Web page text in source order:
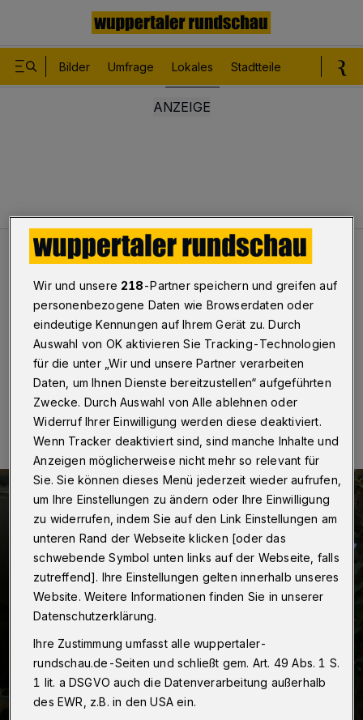
Bilder Umfrage Lokales Stadtteile
Lokales Ein alter "JR"-Fan...
Ein alter "JR"-Fan...
02.10.2014 , 16:37 Uhr Eine Minute Lesezeit
Wir und unsere 218-Partner speichern und greifen auf
personenbezogene Daten wie Browserdaten oder
eindeutige Kennungen auf Ihrem Gerät zu. Durch
Auswahl von OK aktivieren Sie Tracking-Technologien
für die unter „Wir und unsere Partner verarbeiten
Daten, um Ihnen Dienste bereitzustellen“ aufgeführten
Zwecke. Durch Auswahl von Alle ablehnen oder
Widerruf Ihrer Einwilligung werden diese deaktiviert.
Wenn Tracker deaktiviert sind, sind manche Inhalte und
Anzeigen möglicherweise nicht mehr so relevant für
Sie. Sie können dieses Menü jederzeit wieder aufrufen,
um Ihre Einstellungen zu ändern oder Ihre Einwilligung
zu widerrufen, indem Sie auf den Link Einstellungen am
unteren Rand der Webseite klicken [oder das
schwebende Symbol unten links auf der Webseite, falls
zutreffend]. Ihre Einstellungen gelten innerhalb unseres
Website. Weitere Informationen finden Sie in unserer
Datenschutzerklärung.
Ihre Zustimmung umfasst alle wuppertaler-
rundschau.de-Seiten und schließt gem. Art. 49 Abs. 1 S.
1 lit. a DSGVO auch die Datenverarbeitung außerhalb
des EWR, z.B. in den USA ein.